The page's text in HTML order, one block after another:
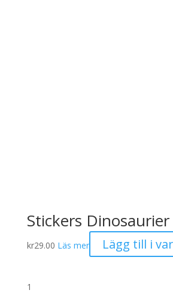
Stickers Dinosaurier
kr29.00 Läs mer Lägg till i
1